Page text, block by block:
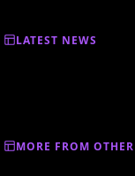
LATEST NEWS
MORE FROM OTHER